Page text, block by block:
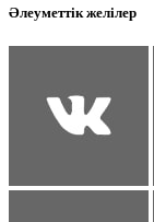
Әлеуметтік желілер